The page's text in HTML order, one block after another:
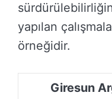
yapılan
örneğidir.
Giresun